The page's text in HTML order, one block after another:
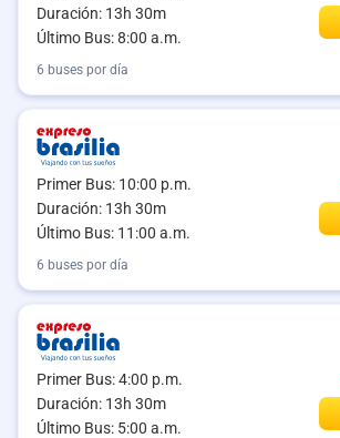
Duración: 13h 30m
Último Bus: 8:00 a.m.
6 buses por día
Primer Bus: 10:00 p.m.
Duración: 13h 30m
Último Bus: 11:00 a.m.
6 buses por día
Primer Bus: 4:00 p.m.
Duración: 13h 30m
Último Bus: 5:00 a.m.